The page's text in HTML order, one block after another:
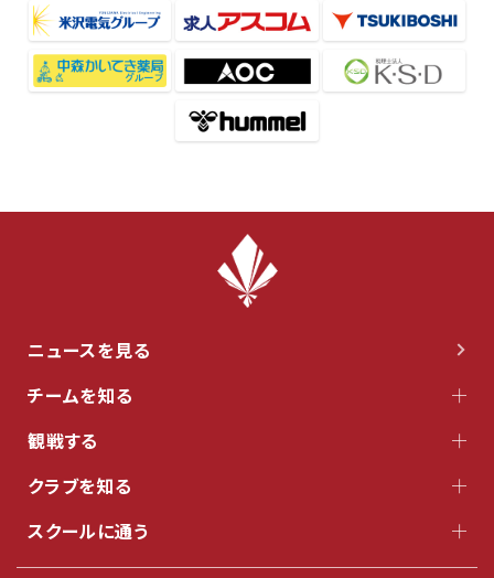
ニュースを見る
チームを知る
観戦する
クラブを知る
スクールに通う